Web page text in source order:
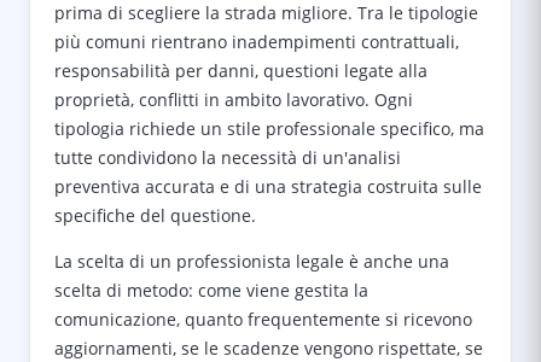
prima di scegliere la strada migliore. Tra le tipologie
più comuni rientrano inadempimenti contrattuali,
responsabilità per danni, questioni legate alla
proprietà, conflitti in ambito lavorativo. Ogni
tipologia richiede un stile professionale specifico, ma
tutte condividono la necessità di un'analisi
preventiva accurata e di una strategia costruita sulle
specifiche del questione.
La scelta di un professionista legale è anche una
scelta di metodo: come viene gestita la
comunicazione, quanto frequentemente si ricevono
aggiornamenti, se le scadenze vengono rispettate, se